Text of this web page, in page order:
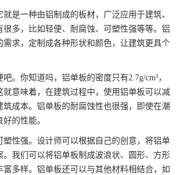
是一种由铝制成的板材，广泛应用于建筑、
很多，比如轻便、耐腐蚀、可塑性强等等。铝
需求，定制成各种形状和颜色，让建筑更具个
。你知道吗，铝单板的密度只有2.7g/cm³，
就意味着，在建筑过程中，使用铝单板可以减
成本。铝单板的耐腐蚀性也很强，即使在潮
的性能。
塑性强。设计师可以根据自己的创意，将铝单
。我们可以将铝单板制成波浪状、圆形、方形
多样。铝单板还可以与其他材料相结合，如